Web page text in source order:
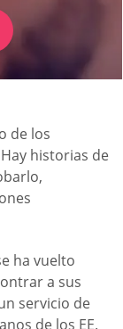
de los
historias de
ha vuelto
a sus
servicio de
de los EE.